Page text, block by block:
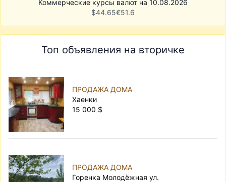
Коммерческие курсы валют на 10.08.2026
$44.65€51.6
Топ объявления на вторичке
ПРОДАЖА ДОМА
Хаенки
15 000 $
ПРОДАЖА ДОМА
Горенка Молодёжная ул.